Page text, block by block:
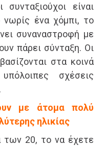
είναι
νωρίς ένα χόμπι, το
συναναστροφή με
πάρει σύνταξη. Οι
στα κοινά
σχέσεις
με άτομα πολύ
ηλικίας
των 20, το να έχετε